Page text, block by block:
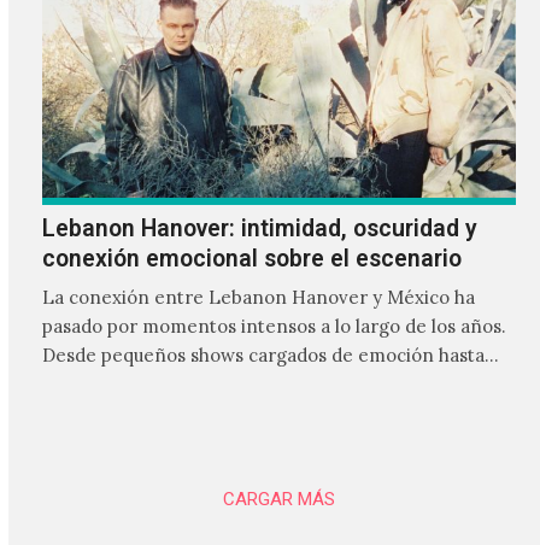
Lebanon Hanover: intimidad, oscuridad y
conexión emocional sobre el escenario
La conexión entre Lebanon Hanover y México ha
pasado por momentos intensos a lo largo de los años.
Desde pequeños shows cargados de emoción hasta
profundamente melancólicas.
CARGAR MÁS